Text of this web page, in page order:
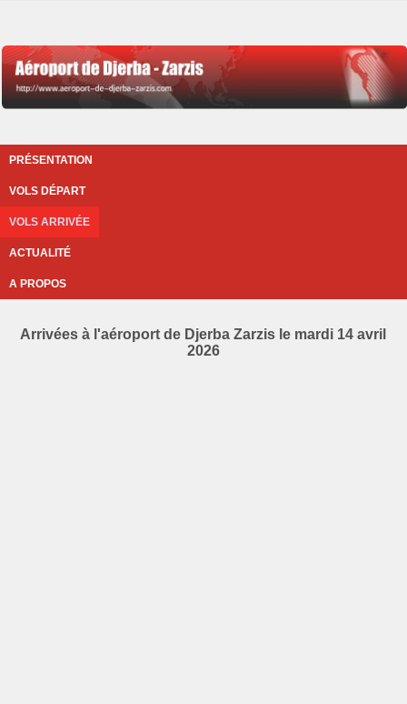
PRÉSENTATION
VOLS DÉPART
VOLS ARRIVÉE
ACTUALITÉ
A PROPOS
Arrivées à l'aéroport de Djerba Zarzis le mardi 14 avril
2026